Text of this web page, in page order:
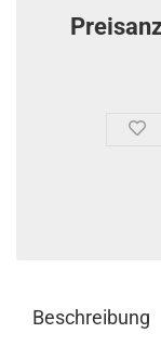
Beschreibung